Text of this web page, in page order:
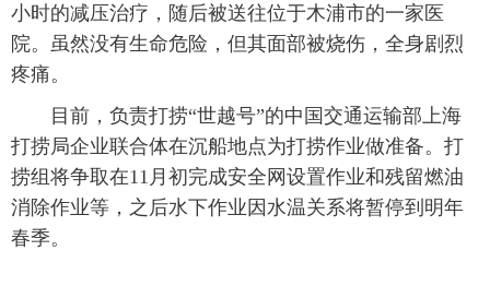
小时的减压治疗，随后被送往位于木浦市的一家医
院。虽然没有生命危险，但其面部被烧伤，全身剧烈
疼痛。
目前，负责打捞“世越号”的中国交通运输部上海
打捞局企业联合体在沉船地点为打捞作业做准备。打
捞组将争取在11月初完成安全网设置作业和残留燃油
消除作业等，之后水下作业因水温关系将暂停到明年
春季。